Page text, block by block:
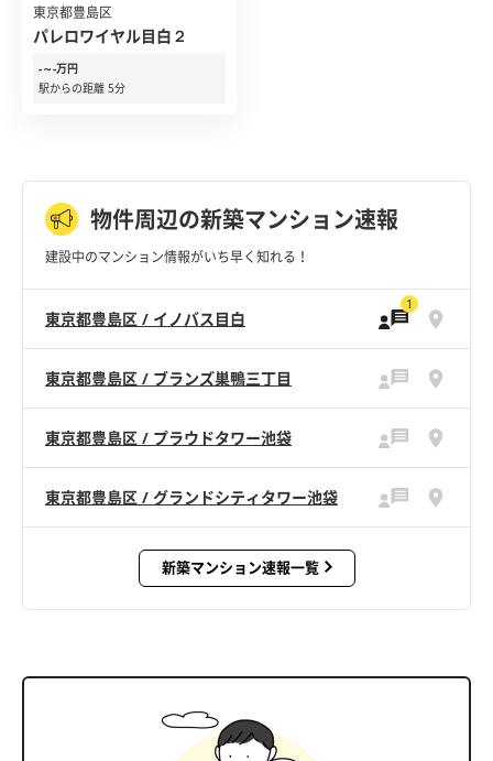
東京都豊島区
パレロワイヤル目白２
-～-万円
駅からの距離 5分
物件周辺の新築マンション速報
建設中のマンション情報がいち早く知れる！
東京都豊島区 / イノバス目白
1
東京都豊島区 / ブランズ巣鴨三丁目
東京都豊島区 / プラウドタワー池袋
東京都豊島区 / グランドシティタワー池袋
新築マンション速報一覧